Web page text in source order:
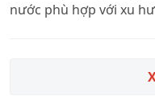
nước phù hợp với xu
15/5/2025, Liên Bộ
chi Quỹ Bình ổn giá